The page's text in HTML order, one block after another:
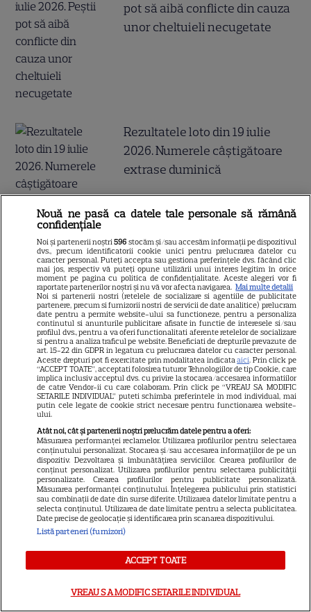
pot să aibă conflicte din cauza
unor cheltuieli necugetate
Rezultatele loto din 19 iulie
2026. Numerele câştigătoare
extrase duminică
Mesaje de Sfântul Ilie 2026.
Urări și felicitări de Sfântul Ilie
2026
Ce nume se sărbătoresc de
Sfântul Ilie. Cui îi spunem La
Mulți Ani
ALTE ARTICOLE
INTERESANTE
DISNEY PLUS
Nouă ne pasă ca datele tale personale să rămână
confidențiale
Noi și partenerii noștri596 stocăm și/sau accesăm informații pe dispozitivul
dvs., precum identificatorii cookie unici pentru prelucrarea datelor cu
caracter personal. Puteți accepta sau gestiona preferințele dvs. făcând clic
mai jos, respectiv vă puteți opune utilizării unui interes legitim în orice
moment pe pagina cu politica de confidențialitate. Aceste alegeri vor fi
raportate partenerilor noștri și nu vă vor afecta navigarea. Mai multe detalii
Noi si partenerii nostri (retelele de socializare si agentiile de publicitate
partenere, precum si furnizorii nostri de servicii de date analitice) prelucram
date pentru a permite website-ului sa functioneze, pentru a personaliza
continutul si anunturile publicitare afisate in functie de interesele si/sau
profilul dvs., pentru a va oferi functionalitati aferente retelelor de socializare
si pentru a analiza traficul pe website. Beneficiati de drepturile prevazute de
art. 15-22 din GDPR in legatura cu prelucrarea datelor cu caracter personal.
Aceste drepturi pot fi exercitate prin modalitatea indicataaici. Prin click pe
“ACCEPT TOATE”, acceptati folosirea tuturor Tehnologiilor de tip Cookie, care
implica inclusiv acceptul dvs. cu privire la stocarea/accesarea informatiilor
de catre Vendor-ii cu care colaboram. Prin click pe “VREAU SA MODIFIC
SETARILE INDIVIDUAL” puteti schimba preferintele in mod individual, mai
putin cele legate de cookie strict necesare pentru functionarea website-
ului.
Atât noi, cât și partenerii noștri prelucrăm datele pentru a oferi:
Măsurarea performanței reclamelor. Utilizarea profilurilor pentru selectarea
conținutului personalizat. Stocarea și/sau accesarea informațiilor de pe un
dispozitiv. Dezvoltarea și îmbunătățirea serviciilor. Crearea profilurilor de
conținut personalizat. Utilizarea profilurilor pentru selectarea publicității
personalizate. Crearea profilurilor pentru publicitate personalizată.
Măsurarea performanței conținutului. Înțelegerea publicului prin statistici
sau combinații de date din surse diferite. Utilizarea datelor limitate pentru a
selecta conținutul. Utilizarea de date limitate pentru a selecta publicitatea.
Date precise de geolocație și identificarea prin scanarea dispozitivului.
Listă parteneri (furnizori)
ACCEPT TOATE
VREAU SA MODIFIC SETARILE INDIVIDUAL